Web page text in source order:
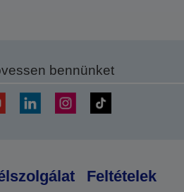
bennünket
Feltételek